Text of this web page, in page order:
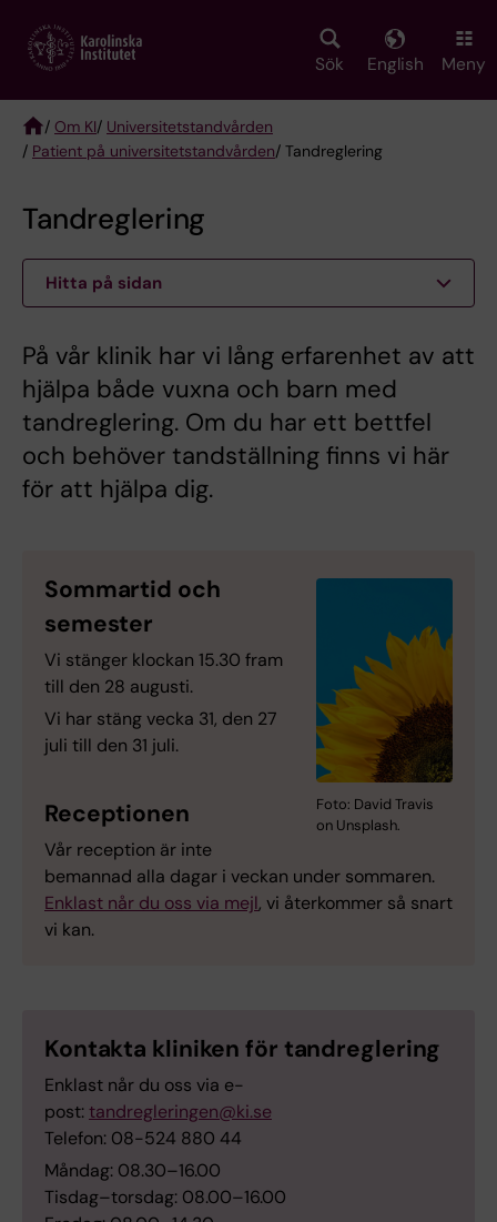
main
Sök English Meny
Breadcrumb
/ Om KI/ Universitetstandvården
/ Patient på universitetstandvården/ Tandreglering
Tandreglering
Hitta på sidan
På vår klinik har vi lång erfarenhet av att
hjälpa både vuxna och barn med
tandreglering. Om du har ett bettfel
och behöver tandställning finns vi här
för att hjälpa dig.
Foto: David Travis
on Unsplash.
Sommartid och
semester
Vi stänger klockan 15.30 fram
till den 28 augusti.
Vi har stäng vecka 31, den 27
juli till den 31 juli.
Receptionen
Vår reception är inte
bemannad alla dagar i veckan under sommaren.
Enklast når du oss via mejl, vi återkommer så snart
vi kan.
Kontakta kliniken för tandreglering
Enklast når du oss via e-
post:tandregleringen@ki.se
Telefon: 08-524 880 44
Måndag: 08.30–16.00
Tisdag–torsdag: 08.00–16.00